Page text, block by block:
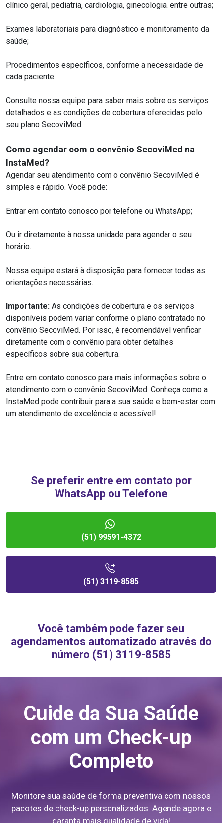
clínico geral, pediatria, cardiologia, ginecologia, entre outras;
Exames laboratoriais para diagnóstico e monitoramento da
saúde;
Procedimentos específicos, conforme a necessidade de
cada paciente.
Consulte nossa equipe para saber mais sobre os serviços
detalhados e as condições de cobertura oferecidas pelo
seu plano SecoviMed.
Como agendar com o convênio SecoviMed na
InstaMed?
Agendar seu atendimento com o convênio SecoviMed é
simples e rápido. Você pode:
Entrar em contato conosco por telefone ou WhatsApp;
Ou ir diretamente à nossa unidade para agendar o seu
horário.
Nossa equipe estará à disposição para fornecer todas as
orientações necessárias.
Importante: As condições de cobertura e os serviços
disponíveis podem variar conforme o plano contratado no
convênio SecoviMed. Por isso, é recomendável verificar
diretamente com o convênio para obter detalhes
específicos sobre sua cobertura.
Entre em contato conosco para mais informações sobre o
atendimento com o convênio SecoviMed. Conheça como a
InstaMed pode contribuir para a sua saúde e bem-estar com
um atendimento de excelência e acessível!
Se preferir entre em contato por
WhatsApp ou Telefone
(51) 99591-4372
(51) 3119-8585
Você também pode fazer seu
agendamentos automatizado através do
número (51) 3119-8585
Cuide da Sua Saúde
com um Check-up
Completo
Monitore sua saúde de forma preventiva com nossos
pacotes de check-up personalizados. Agende agora e
garanta mais qualidade de vida!